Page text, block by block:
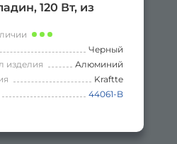
120 Вт, из
с таймером
цвет ЧЁРНЫЙ.
Черный
изделия
Алюминий
Kraftte
44061-B